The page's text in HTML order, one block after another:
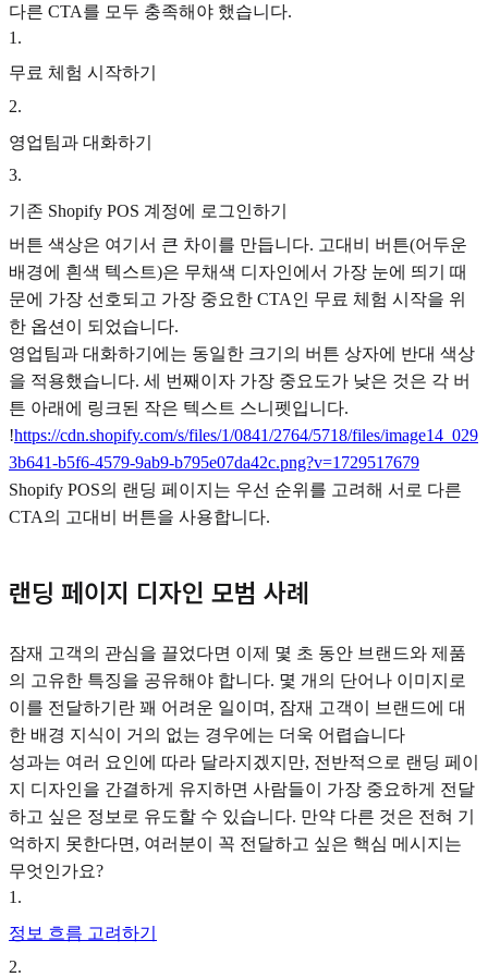
다른 CTA를 모두 충족해야 했습니다.
1 .
무료 체험 시작하기
2.
영업팀과 대화하기
3.
기존 Shopify POS 계정에 로그인하기
버튼 색상은 여기서 큰 차이를 만듭니다. 고대비 버튼(어두운
배경에 흰색 텍스트)은 무채색 디자인에서 가장 눈에 띄기 때
문에 가장 선호되고 가장 중요한 CTA인 무료 체험 시작을 위
한 옵션이 되었습니다.
영업팀과 대화하기에는 동일한 크기의 버튼 상자에 반대 색상
을 적용했습니다. 세 번째이자 가장 중요도가 낮은 것은 각 버
튼 아래에 링크된 작은 텍스트 스니펫입니다.
!https://cdn.shopify.com/s/files/1/0841/2764/5718/files/image14_029
3b641-b5f6-4579-9ab9-b795e07da42c.png?v=1729517679
Shopify POS의 랜딩 페이지는 우선 순위를 고려해 서로 다른
CTA의 고대비 버튼을 사용합니다.
랜딩 페이지 디자인 모범 사례
잠재 고객의 관심을 끌었다면 이제 몇 초 동안 브랜드와 제품
의 고유한 특징을 공유해야 합니다. 몇 개의 단어나 이미지로
이를 전달하기란 꽤 어려운 일이며, 잠재 고객이 브랜드에 대
한 배경 지식이 거의 없는 경우에는 더욱 어렵습니다
성과는 여러 요인에 따라 달라지겠지만, 전반적으로 랜딩 페이
지 디자인을 간결하게 유지하면 사람들이 가장 중요하게 전달
하고 싶은 정보로 유도할 수 있습니다. 만약 다른 것은 전혀 기
억하지 못한다면, 여러분이 꼭 전달하고 싶은 핵심 메시지는
무엇인가요?
1 .
정보 흐름 고려하기
2.